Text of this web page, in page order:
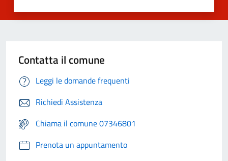
Contatta il comune
Leggi le domande frequenti
Richiedi Assistenza
Chiama il comune 07346801
Prenota un appuntamento